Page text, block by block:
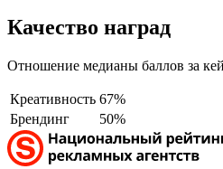
Качество наград
Отношение медианы баллов за
Креативность 67%
Брендинг
50%